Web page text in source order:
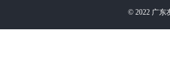
© 2022 广东